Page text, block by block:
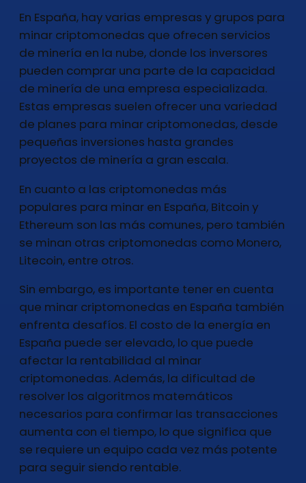
En España, hay varias empresas y grupos para
minar criptomonedas que ofrecen servicios
de minería en la nube, donde los inversores
pueden comprar una parte de la capacidad
de minería de una empresa especializada.
Estas empresas suelen ofrecer una variedad
de planes para minar criptomonedas, desde
pequeñas inversiones hasta grandes
proyectos de minería a gran escala.
En cuanto a las criptomonedas más
populares para minar en España, Bitcoin y
Ethereum son las más comunes, pero también
se minan otras criptomonedas como Monero,
Litecoin, entre otros.
Sin embargo, es importante tener en cuenta
que minar criptomonedas en España también
enfrenta desafíos. El costo de la energía en
España puede ser elevado, lo que puede
afectar la rentabilidad al minar
criptomonedas. Además, la dificultad de
resolver los algoritmos matemáticos
necesarios para confirmar las transacciones
aumenta con el tiempo, lo que significa que
se requiere un equipo cada vez más potente
para seguir siendo rentable.